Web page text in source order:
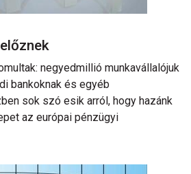
negyedmillió munkavállalójuk
bankoknak és egyéb
sok szó esik arról, hogy hazánk
az európai pénzügyi